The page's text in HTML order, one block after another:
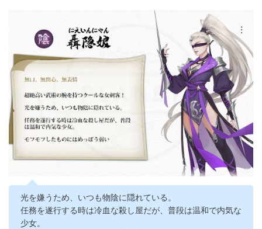
光を嫌うため、いつも物陰に隠れている。
任務を遂行する時は冷血な殺し屋だが、普段は温和で内気な
少女。